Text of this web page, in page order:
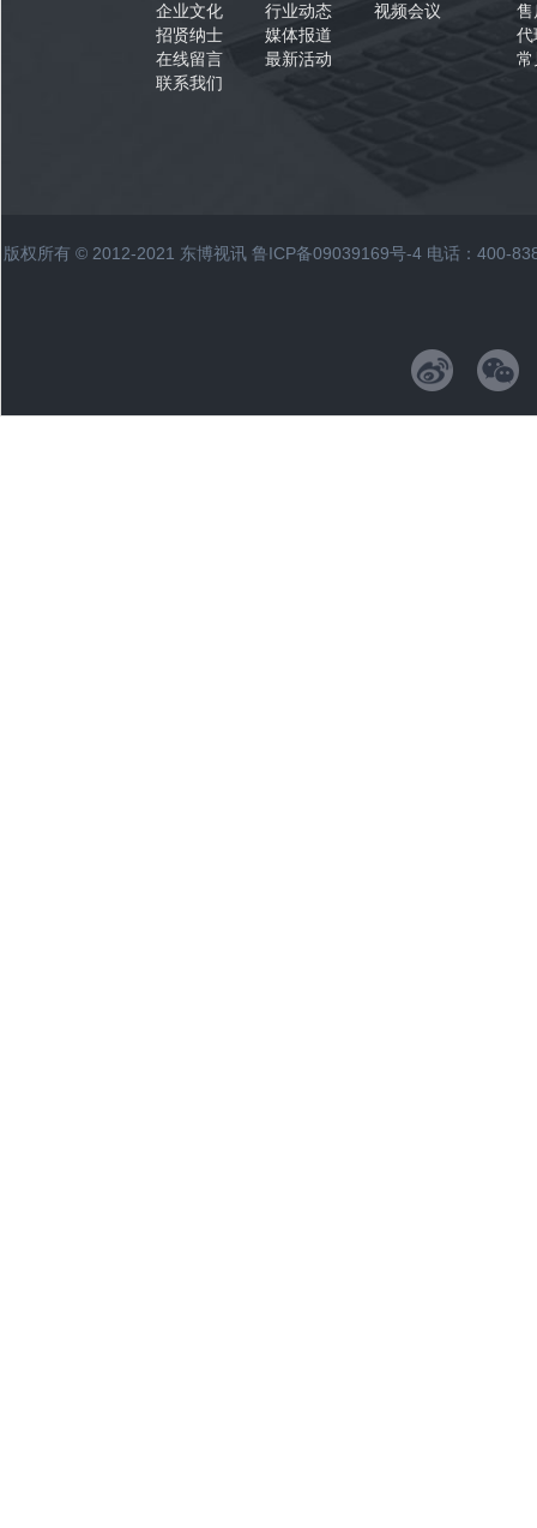
企业文化
招贤纳士
在线留言
联系我们
行业动态
媒体报道
最新活动
视频会议
售
代
常
版权所有 © 2012-2021 东博视讯 鲁ICP备09039169号-4电话：400-